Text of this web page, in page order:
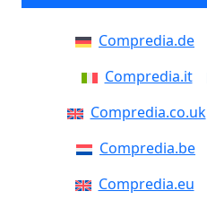
Compredia.de
Compredia.it
Compredia.co.uk
Compredia.be
Compredia.eu